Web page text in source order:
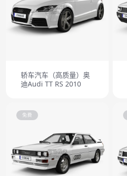
轿车汽车（高质量）奥
迪Audi TT RS 2010
免费